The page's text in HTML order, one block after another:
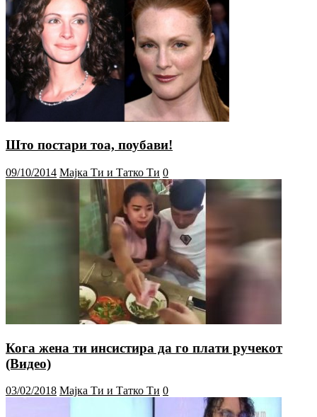
Што постари тоа, поубави!
09/10/2014 Мајка Ти и Татко Ти 0
Кога жена ти инсистира да го плати ручекот
(Видео)
03/02/2018 Мајка Ти и Татко Ти 0